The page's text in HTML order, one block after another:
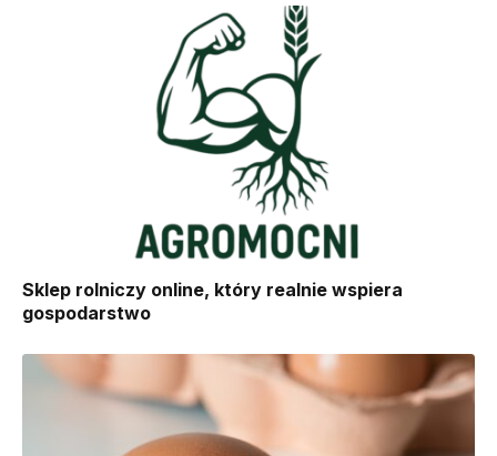
Sklep rolniczy online, który realnie wspiera
gospodarstwo